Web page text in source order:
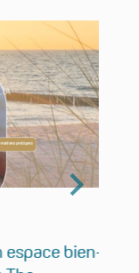
bien-